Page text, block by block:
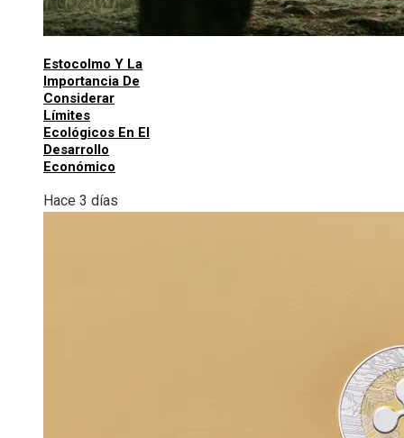
Estocolmo Y La
Importancia De
Considerar
Límites
Ecológicos En El
Desarrollo
Económico
Hace 3 días